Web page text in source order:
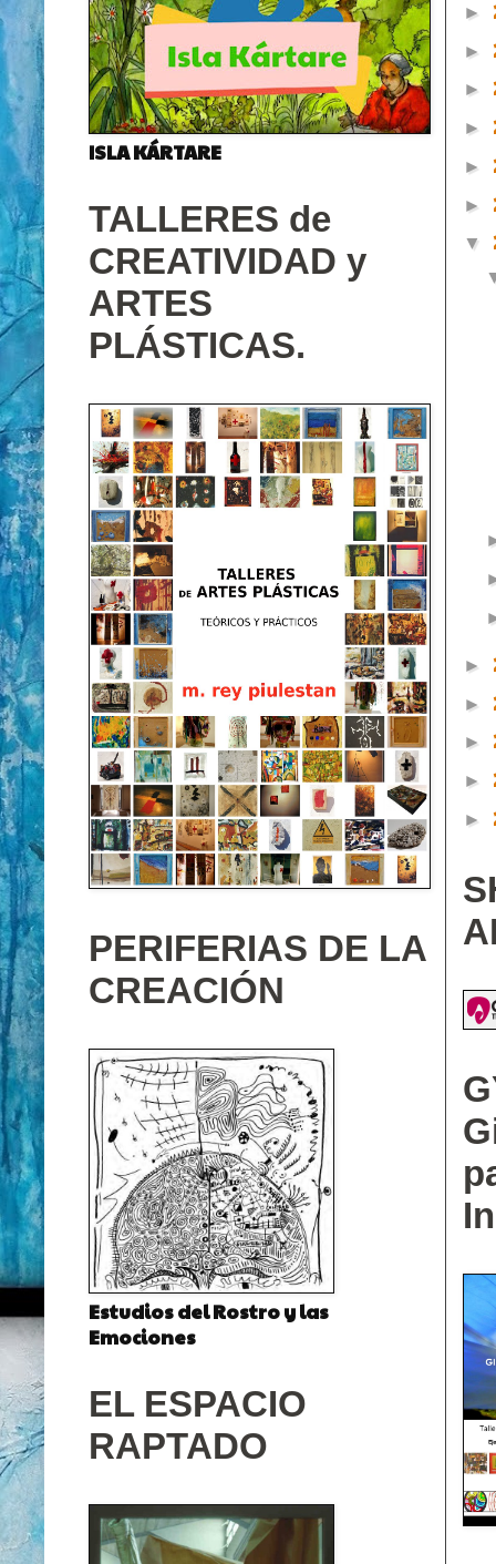
ISLA KÁRTARE
TALLERES de
CREATIVIDAD y
ARTES
PLÁSTICAS.
PERIFERIAS DE LA
CREACIÓN
Estudios del Rostro y las
Emociones
EL ESPACIO
RAPTADO
►
►
►
►
►
►
▼
►
►
►
►
►